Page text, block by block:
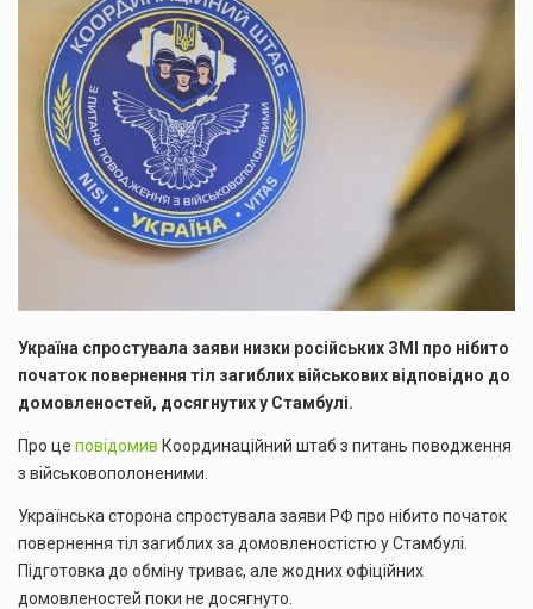
Україна спростувала заяви низки російських ЗМІ про нібито
початок повернення тіл загиблих військових відповідно до
домовленостей, досягнутих у Стамбулі.
Про це повідомив Координаційний штаб з питань поводження
з військовополоненими.
Українська сторона спростувала заяви РФ про нібито початок
повернення тіл загиблих за домовленостістю у Стамбулі.
Підготовка до обміну триває, але жодних офіційних
домовленостей поки не досягнуто.